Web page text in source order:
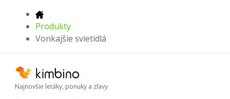
Produkty
Vonkajšie svietidlá
Najnovšie letáky, ponuky a zľavy